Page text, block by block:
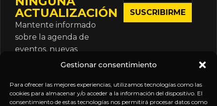
Gestionar consentimiento
Para ofrecer las mejores experiencias, utilizamos tecnologías como las
cookies para almacenar y/o acceder a la información del dispositivo. El
consentimiento de estas tecnologías nos permitirá procesar datos como
ACTUALIZACIÓN
Mantente informado
sobre la agenda de
eventos, nuevas
publicaciones y
suscripción.